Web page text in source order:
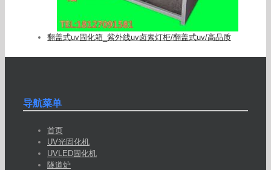
翻盖式uv固化箱_紫外线uv卤素灯柜/翻盖式uv/高品质
导航菜单
首页
UV光固化机
UVLED固化机
隧道炉